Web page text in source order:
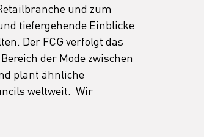
und zum
tiefergehende Einblicke
Der FCG verfolgt das
der Mode zwischen
plant ähnliche
weltweit.  Wir